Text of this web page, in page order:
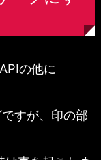
の他に
すが、印の部